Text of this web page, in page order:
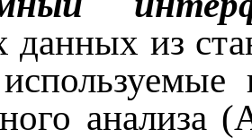
данных из
анализа